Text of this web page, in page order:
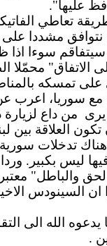
عليها".
تعاطي
نتوافق مشددا
سوءا اذا
الاتفاق" محمّلا
تمسكه
سوريا، اعرب عن
يرى من داع
العلاقة بين
هناك تدخلات
ليس بكبير.
والباطل"
ان السينودس
يدعوه الله الى
.